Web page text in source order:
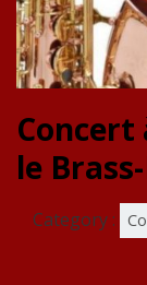
Concert
le
Category :